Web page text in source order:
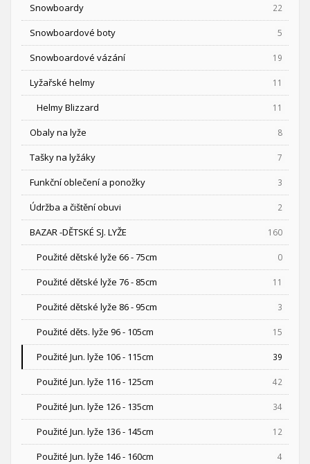
Snowboardy 22
Snowboardové boty 5
Snowboardové vázání 19
Lyžařské helmy 11
Helmy Blizzard 11
Obaly na lyže 8
Tašky na lyžáky 7
Funkční oblečení a ponožky 3
Údržba a čištění obuvi 2
BAZAR -DĚTSKÉ SJ. LYŽE 160
Použité dětské lyže 66 - 75cm 0
Použité dětské lyže 76 - 85cm 11
Použité dětské lyže 86 - 95cm 3
Použité děts. lyže 96 - 105cm 15
Použité Jun. lyže 106 - 115cm 39
Použité Jun. lyže 116 - 125cm 42
Použité Jun. lyže 126 - 135cm 34
Použité Jun. lyže 136 - 145cm 12
Použité Jun. lyže 146 - 160cm 4